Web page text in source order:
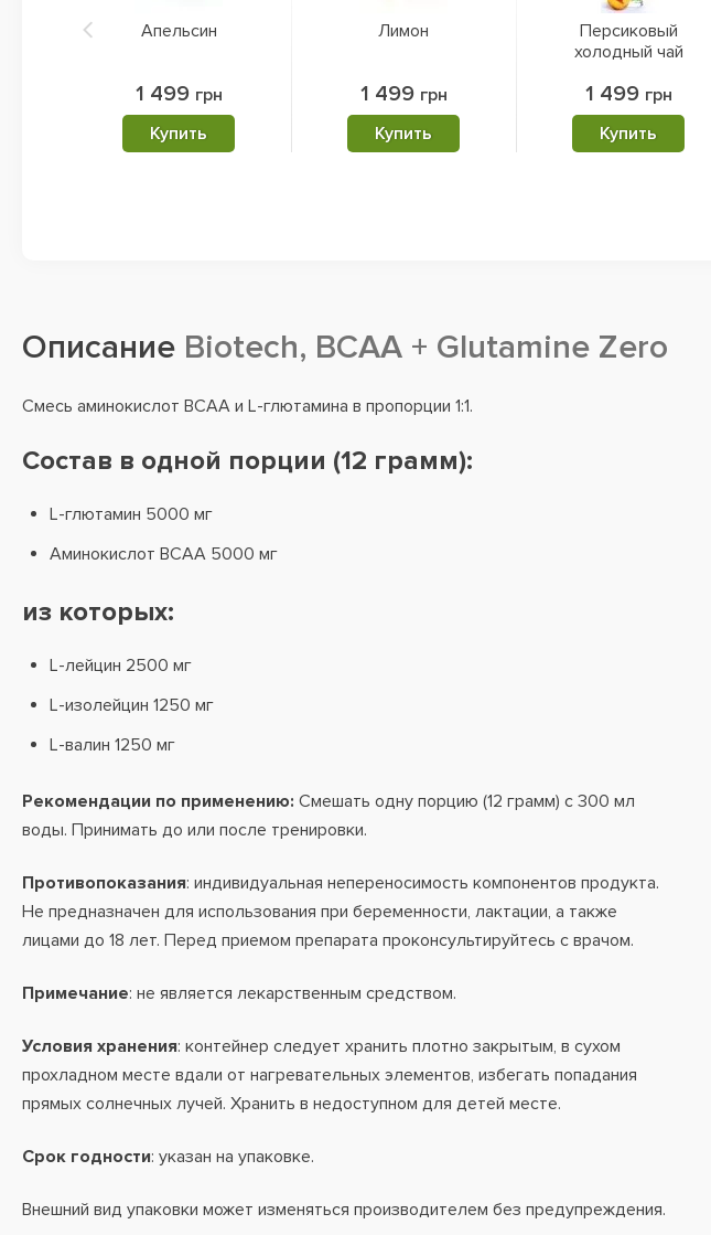
Апельсин
1 499 грн
Купить
Лимон
1 499 грн
Купить
Персиковый
холодный чай
1 499 грн
Купить
Описание Biotech, BCAA + Glutamine Zero
Смесь аминокислот BCAA и L-глютамина в пропорции 1:1.
Состав в одной порции (12 грамм):
L-глютамин 5000 мг
Аминокислот BCAA 5000 мг
из которых:
L-лейцин 2500 мг
L-изолейцин 1250 мг
L-валин 1250 мг
Рекомендации по применению: Смешать одну порцию (12 грамм) с 300 мл
воды. Принимать до или после тренировки.
Противопоказания: индивидуальная непереносимость компонентов продукта.
Не предназначен для использования при беременности, лактации, а также
лицами до 18 лет. Перед приемом препарата проконсультируйтесь с врачом.
Примечание: не является лекарственным средством.
Условия хранения: контейнер следует хранить плотно закрытым, в сухом
прохладном месте вдали от нагревательных элементов, избегать попадания
прямых солнечных лучей. Хранить в недоступном для детей месте.
Срок годности: указан на упаковке.
Внешний вид упаковки может изменяться производителем без предупреждения.